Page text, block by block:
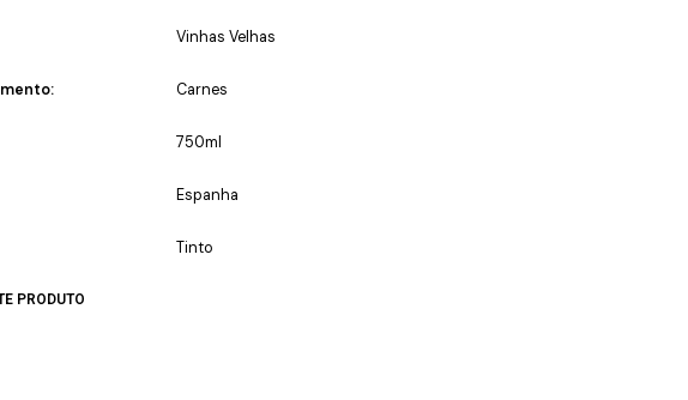
Vinhas Velhas
Carnes
750ml
Espanha
Tinto
PRODUTO